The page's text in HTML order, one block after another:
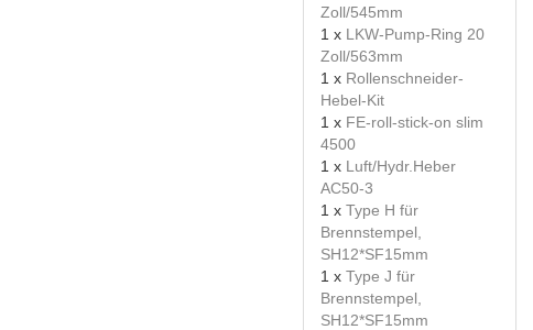
Zoll/545mm
1 x LKW-Pump-Ring 20
Zoll/563mm
1 x Rollenschneider-
Hebel-Kit
1 x FE-roll-stick-on slim
4500
1 x Luft/Hydr.Heber
AC50-3
1 x Type H für
Brennstempel,
SH12*SF15mm
1 x Type J für
Brennstempel,
SH12*SF15mm